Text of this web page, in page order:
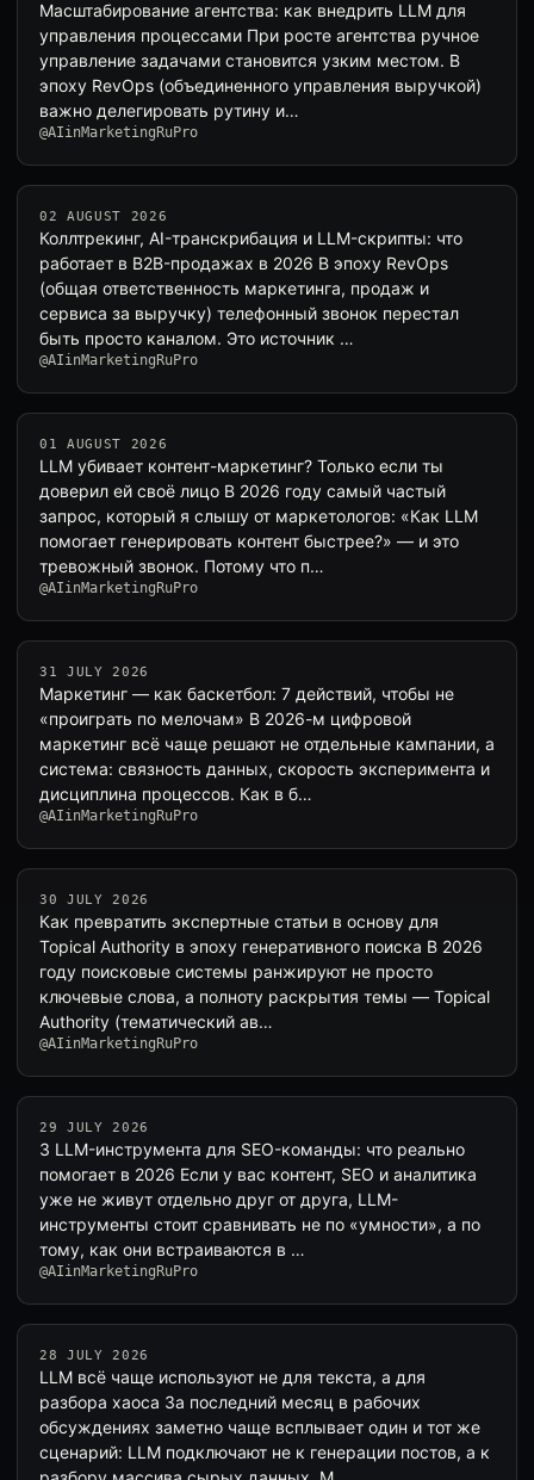
Масштабирование агентства: как внедрить LLM для
управления процессами При росте агентства ручное
управление задачами становится узким местом. В
эпоху RevOps (объединенного управления выручкой)
важно делегировать рутину и…
@AIinMarketingRuPro
02 AUGUST 2026
Коллтрекинг, AI-транскрибация и LLM-скрипты: что
работает в B2B-продажах в 2026 В эпоху RevOps
(общая ответственность маркетинга, продаж и
сервиса за выручку) телефонный звонок перестал
быть просто каналом. Это источник …
@AIinMarketingRuPro
01 AUGUST 2026
LLM убивает контент-маркетинг? Только если ты
доверил ей своё лицо В 2026 году самый частый
запрос, который я слышу от маркетологов: «Как LLM
помогает генерировать контент быстрее?» — и это
тревожный звонок. Потому что п…
@AIinMarketingRuPro
31 JULY 2026
Маркетинг — как баскетбол: 7 действий, чтобы не
«проиграть по мелочам» В 2026-м цифровой
маркетинг всё чаще решают не отдельные кампании, а
система: связность данных, скорость эксперимента и
дисциплина процессов. Как в б…
@AIinMarketingRuPro
30 JULY 2026
Как превратить экспертные статьи в основу для
Topical Authority в эпоху генеративного поиска В 2026
году поисковые системы ранжируют не просто
ключевые слова, а полноту раскрытия темы — Topical
Authority (тематический ав…
@AIinMarketingRuPro
29 JULY 2026
3 LLM-инструмента для SEO-команды: что реально
помогает в 2026 Если у вас контент, SEO и аналитика
уже не живут отдельно друг от друга, LLM-
инструменты стоит сравнивать не по «умности», а по
тому, как они встраиваются в …
@AIinMarketingRuPro
28 JULY 2026
LLM всё чаще используют не для текста, а для
разбора хаоса За последний месяц в рабочих
обсуждениях заметно чаще всплывает один и тот же
сценарий: LLM подключают не к генерации постов, а к